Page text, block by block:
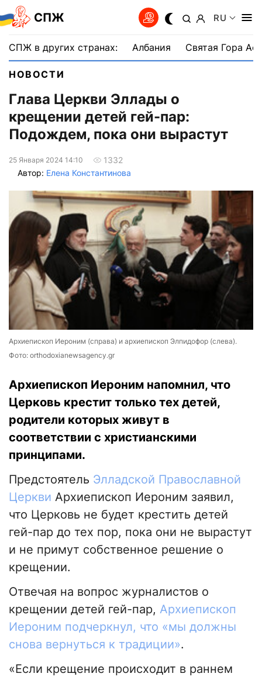
СПЖ RU
СПЖ в других странах: Албания Святая Гора
НОВОСТИ
Глава Церкви Эллады о
крещении детей гей-пар:
Подождем, пока они вырастут
25 Января 2024 14:10
1332
Автор: Елена Константинова
Архиепископ Иероним (справа) и архиепископ Элпидофор (слева).
Фото: orthodoxianewsagency.gr
Архиепископ Иероним напомнил, что
Церковь крестит только тех детей,
родители которых живут в
соответствии с христианскими
принципами.
Предстоятель Элладской Православной
Церкви Архиепископ Иероним заявил,
что Церковь не будет крестить детей
гей-пар до тех пор, пока они не вырастут
и не примут собственное решение о
крещении.
Отвечая на вопрос журналистов о
крещении детей гей-пар, Архиепископ
Иероним подчеркнул, что «мы должны
снова вернуться к традиции».
«Если крещение происходит в раннем